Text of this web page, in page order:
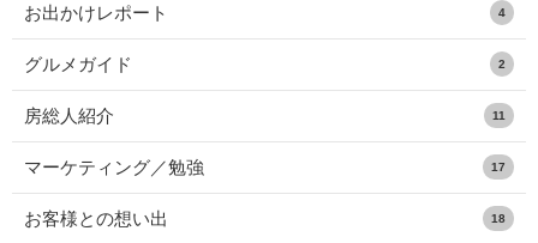
お出かけレポート 4
グルメガイド 2
房総人紹介 11
マーケティング／勉強 17
お客様との想い出 18